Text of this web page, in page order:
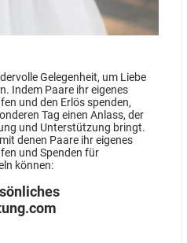
Gelegenheit, um Liebe
Indem Paare ihr eigenes
und den Erlös spenden,
Tag einen Anlass, der
und Unterstützung bringt.
denen Paare ihr eigenes
und Spenden für
können: